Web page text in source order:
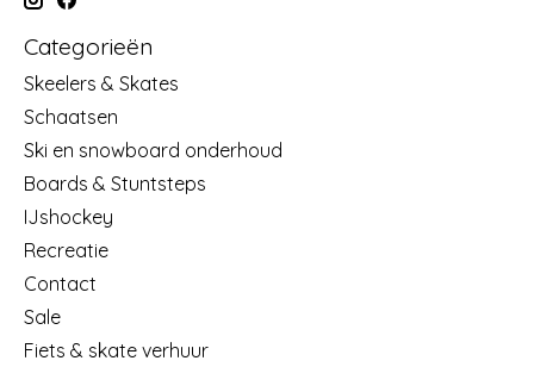
Categorieën
Skeelers & Skates
Schaatsen
Ski en snowboard onderhoud
Boards & Stuntsteps
IJshockey
Recreatie
Contact
Sale
Fiets & skate verhuur